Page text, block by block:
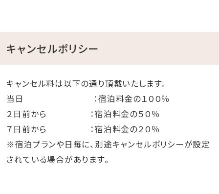
キャンセルポリシー
キャンセル料は以下の通り頂戴いたします。
当日 ：宿泊料金の１００％
２日前から ：宿泊料金の５０％
７日前から ：宿泊料金の２０％
※宿泊プランや日毎に、別途キャンセルポリシーが設定
されている場合があります。